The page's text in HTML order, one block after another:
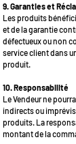
9. Garanties et
Les produits
et de la garantie
défectueux ou non
service client dans
produit.
10. Responsabilité
Le Vendeur ne
indirects ou
produits. La
montant de la